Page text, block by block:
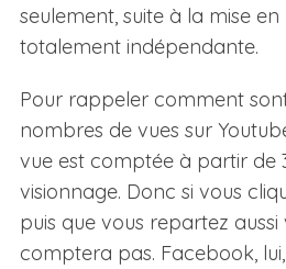
seulement, suite à la mise
totalement indépendante.
Pour rappeler comment
nombres de vues sur
vue est comptée à partir de
visionnage. Donc si vous
puis que vous repartez aussi
comptera pas. Facebook,
h
f
: